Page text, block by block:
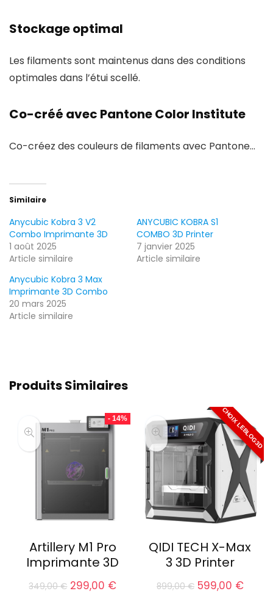
Stockage optimal
Les filaments sont maintenus dans des conditions
optimales dans l’étui scellé.
Co-créé avec Pantone Color Institute
Co-créez des couleurs de filaments avec Pantone…
Similaire
Anycubic Kobra 3 V2
Combo Imprimante 3D
1 août 2025
Article similaire
ANYCUBIC KOBRA S1
COMBO 3D Printer
7 janvier 2025
Article similaire
Anycubic Kobra 3 Max
Imprimante 3D Combo
20 mars 2025
Article similaire
Produits Similaires
- 14%
Artillery M1 Pro
Imprimante 3D
349,00€ Le
299,00 €Le
CHOIX LEBLOG3D
QIDI TECH X-Max
3 3D Printer
899,00€ Le
599,00 €Le